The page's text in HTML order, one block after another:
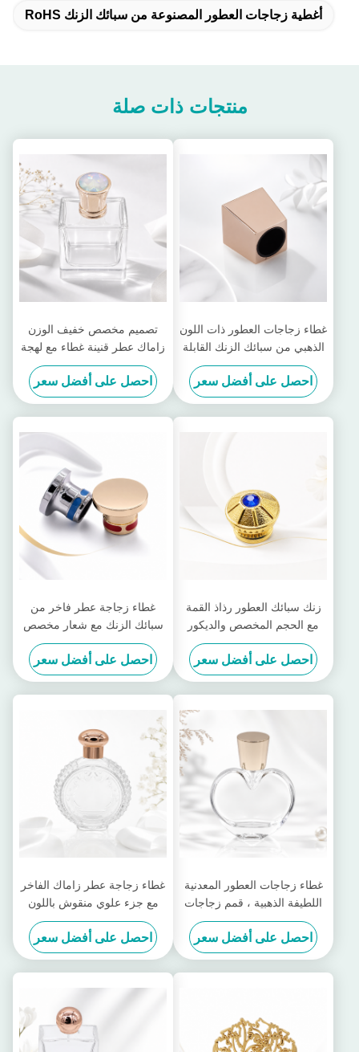
أغطية زجاجات العطور المصنوعة من سبائك الزنك RoHS
منتجات ذات صلة
غطاء زجاجات العطور ذات اللون
الذهبي من سبائك الزنك القابلة
للتخصيص وغطاء زمامك للعطور
للعطور الفاخرة
احصل على أفضل سعر
تصميم مخصص خفيف الوزن
زاماك عطر قنينة غطاء مع لهجة
الحجر
احصل على أفضل سعر
زنك سبائك العطور رذاذ القمة
مع الحجم المخصص والديكور
الأنيق للعطور الفاخرة
احصل على أفضل سعر
غطاء زجاجة عطر فاخر من
سبائك الزنك مع شعار مخصص
ولمسة نهائية مصقولة بالمرآة
احصل على أفضل سعر
غطاء زجاجات العطور المعدنية
اللطيفة الذهبية ، قمم زجاجات
العطور المعدنية ذات التصميم
الفريد
احصل على أفضل سعر
غطاء زجاجة عطر زاماك الفاخر
مع جزء علوي منقوش باللون
الذهبي الوردي، وختم محكم،
وتصميم منحوت باستخدام
الحاسب الآلي
احصل على أفضل سعر